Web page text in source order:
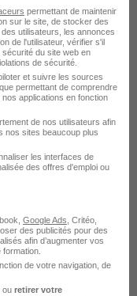
permettant de maintenir
sur le site, de stocker des
utilisateurs, les annonces
de l'utilisateur, vérifier s'il
du site web en
de sécurité.
et suivre les sources
permettant de comprendre
applications en fonction
de nos utilisateurs afin
nos sites beaucoup plus
les interfaces de
des offres d'emploi ou
Google Ads , Critéo,
des publicités pour des
afin d’augmenter vos
de votre navigation, de
ou retirer votre